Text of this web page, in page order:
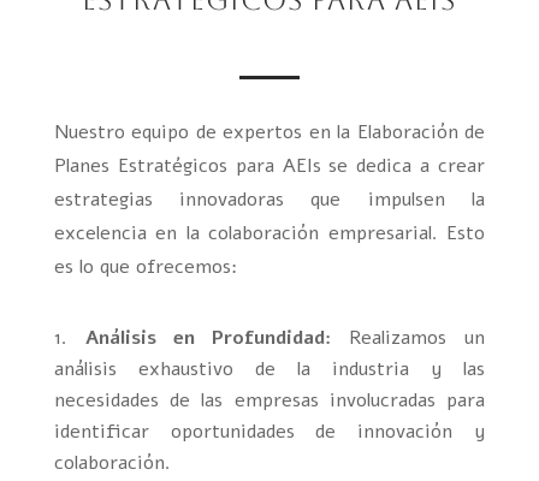
Nuestro equipo de expertos en la Elaboración de
Planes Estratégicos para AEIs se dedica a crear
estrategias innovadoras que impulsen la
excelencia en la colaboración empresarial. Esto
es lo que ofrecemos:
Análisis en Profundidad: Realizamos un
análisis exhaustivo de la industria y las
necesidades de las empresas involucradas para
identificar oportunidades de innovación y
colaboración.